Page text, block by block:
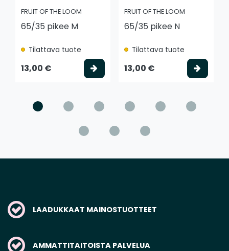
FRUIT OF THE LOOM
65/35 pikee M
Tilattava tuote
13,00 € Valitse vaihtoehto
FRUIT OF THE LOOM
65/35 pikee N
Tilattava tuote
13,00 €
LAADUKKAAT MAINOSTUOTTEET
AMMATTITAITOISTA PALVELUA